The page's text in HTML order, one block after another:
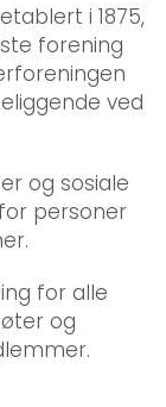
i 1875,
forening
ved
og sosiale
personer
for alle
og